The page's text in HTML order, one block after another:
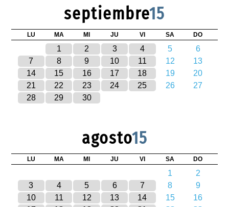
septiembre15
LU MA MI JU VI SA DO
1 2 3 4 5
6
7
8 9 10 11 12
13
14
15 16 17 18 19
20
21
22 23 24 25 26
27
28
29 30
agosto15
LU MA MI JU VI SA DO
1
2
3
4 5 6 7 8
9
10
11 12 13 14 15
16